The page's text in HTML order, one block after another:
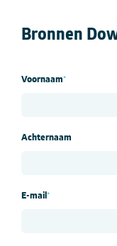
Bronnen
Voornaam*
Achternaam
E-mail *